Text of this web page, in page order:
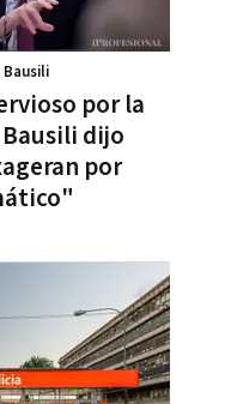
por la
dijo
por
Bausili